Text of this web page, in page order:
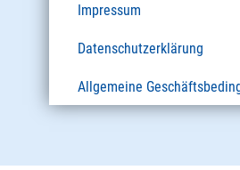
Impressum
Datenschutzerklärung
Allgemeine